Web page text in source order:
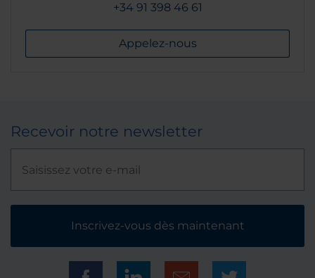
+34 91 398 46 61
Appelez-nous
Recevoir notre newsletter
Inscrivez-vous dès maintenant